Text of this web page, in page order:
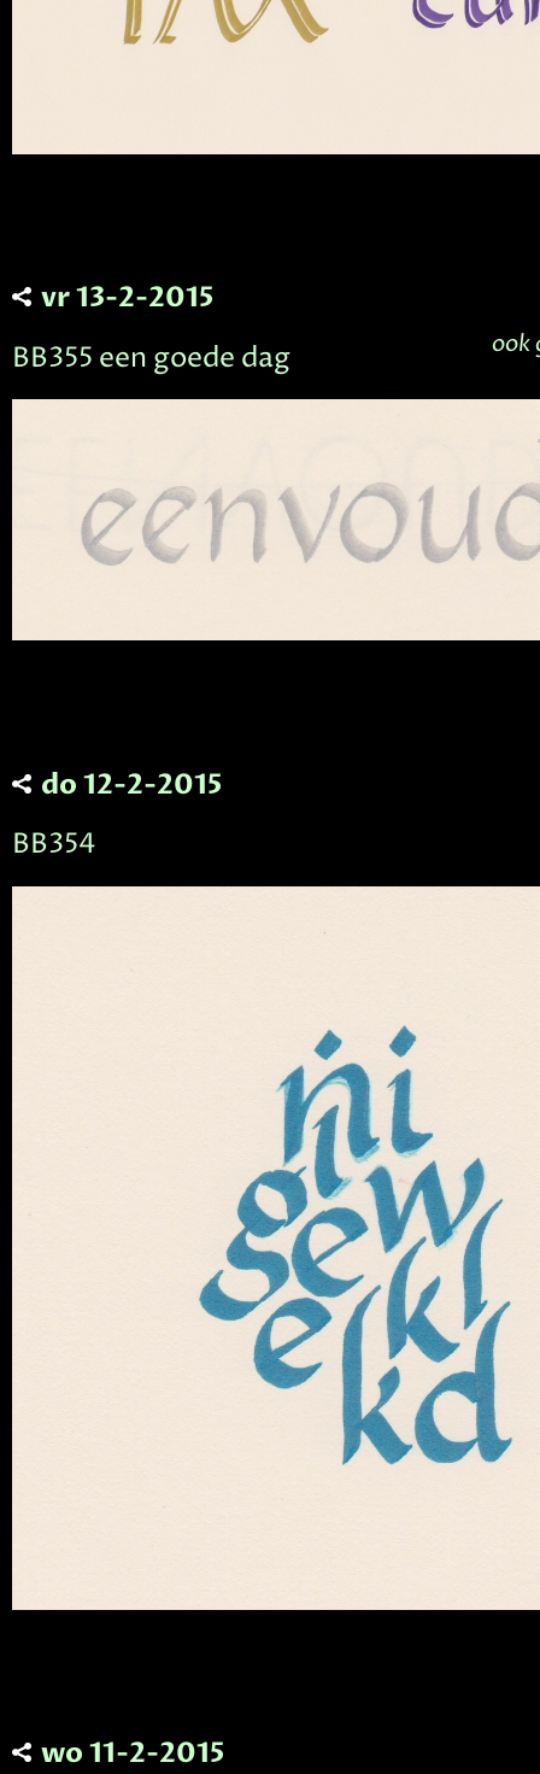
vr 13-2-2015
ook
BB355 een goede dag
do 12-2-2015
BB354
wo 11-2-2015